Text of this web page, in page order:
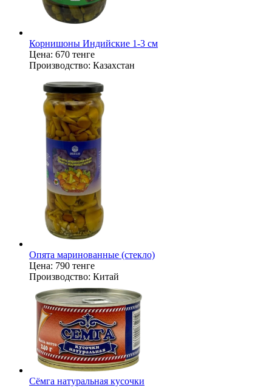
Корнишоны Индийские 1-3 см
Цена: 670 тенге
Производство: Казахстан
Опята маринованные (стекло)
Цена: 790 тенге
Производство: Китай
Сёмга натуральная кусочки